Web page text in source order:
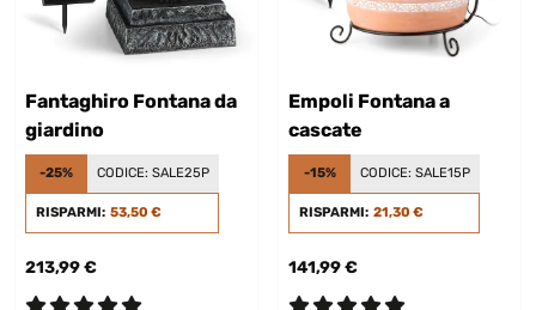
Fantaghiro Fontana da
giardino
-25% CODICE: SALE25P
RISPARMI: 53,50 €
213,99 €
Empoli Fontana a
cascate
-15% CODICE: SALE15P
RISPARMI: 21,30 €
141,99 €